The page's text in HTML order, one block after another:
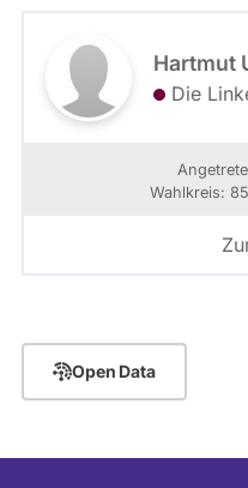
Hartmut
Die
Wahlkreis:
Open Data